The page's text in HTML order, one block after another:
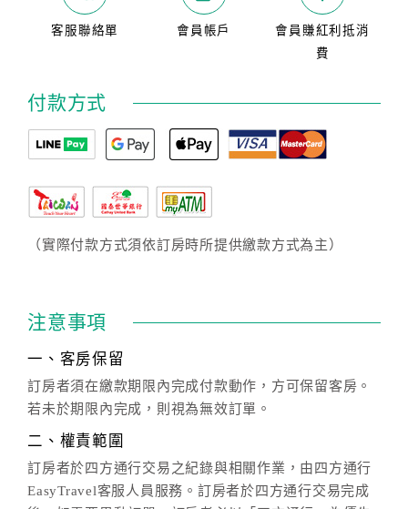
客服聯絡單 會員帳戶
會員賺紅利抵消
費
付款方式
（實際付款方式須依訂房時所提供繳款方式為主）
注意事項
一、客房保留
訂房者須在繳款期限內完成付款動作，方可保留客房。
若未於期限內完成，則視為無效訂單。
二、權責範圍
訂房者於四方通行交易之紀錄與相關作業，由四方通行
EasyTravel客服人員服務。訂房者於四方通行交易完成